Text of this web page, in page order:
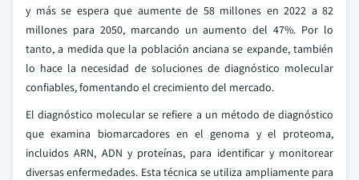
y más se espera que aumente de 58 millones en 2022 a 82
millones para 2050, marcando un aumento del 47%. Por lo
tanto, a medida que la población anciana se expande, también
lo hace la necesidad de soluciones de diagnóstico molecular
confiables, fomentando el crecimiento del mercado.
El diagnóstico molecular se refiere a un método de diagnóstico
que examina biomarcadores en el genoma y el proteoma,
incluidos ARN, ADN y proteínas, para identificar y monitorear
diversas enfermedades. Esta técnica se utiliza ampliamente para